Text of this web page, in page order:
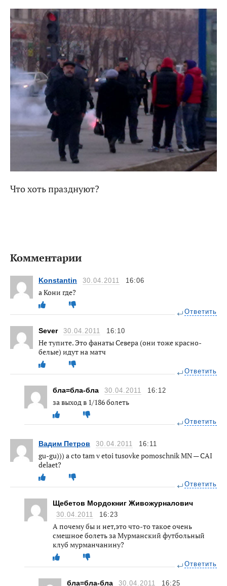
Что хоть празднуют?
Комментарии
Konstantin 30.04.2011 16:06
а Кони где?
Ответить
Sever 30.04.2011 16:10
Не тупите. Это фанаты Севера (они тоже красно-
белые) идут на матч
Ответить
бла=бла-бла 30.04.2011 16:12
за выход в 1/186 болеть
Ответить
Вадим Петров 30.04.2011 16:11
gu-gu))) a cto tam v etoi tusovke pomoschnik MN — CAI
delaet?
Ответить
Щебетов Мордокниг Живожурналович
30.04.2011 16:23
А почему бы и нет,это что-то такое очень
смешное болеть за Мурманский футбольный
клуб мурманчанину?
Ответить
бла=бла-бла 30.04.2011 16:25